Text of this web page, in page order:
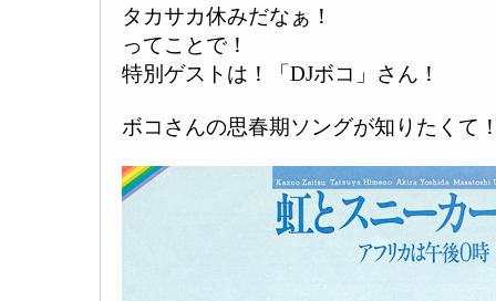
タカサカ休みだなぁ！
ってことで！
特別ゲストは！「DJボコ」さん！
ボコさんの思春期ソングが知りたくて